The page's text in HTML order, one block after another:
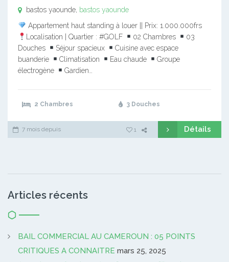
bastos yaounde, bastos yaounde
Appartement haut standing à louer || Prix: 1.000.000frs
Localisation | Quartier : #GOLF
02 Chambres
03
Douches
Séjour spacieux
Cuisine avec espace
buanderie
Climatisation Eau chaude
Groupe
électrogène
Gardien…
2 Chambres 3 Douches
7 mois depuis 1 Détails
Articles récents
BAIL COMMERCIAL AU CAMEROUN : 05 POINTS
CRITIQUES A CONNAITRE mars 25, 2025